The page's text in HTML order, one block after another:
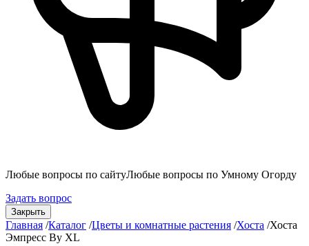
Любые вопросы по сайтуЛюбые вопросы по Умному Огорду
Задать вопрос
Закрыть
Главная /Каталог /Цветы и комнатные растения /Хоста /Хоста
Эмпресс Ву XL